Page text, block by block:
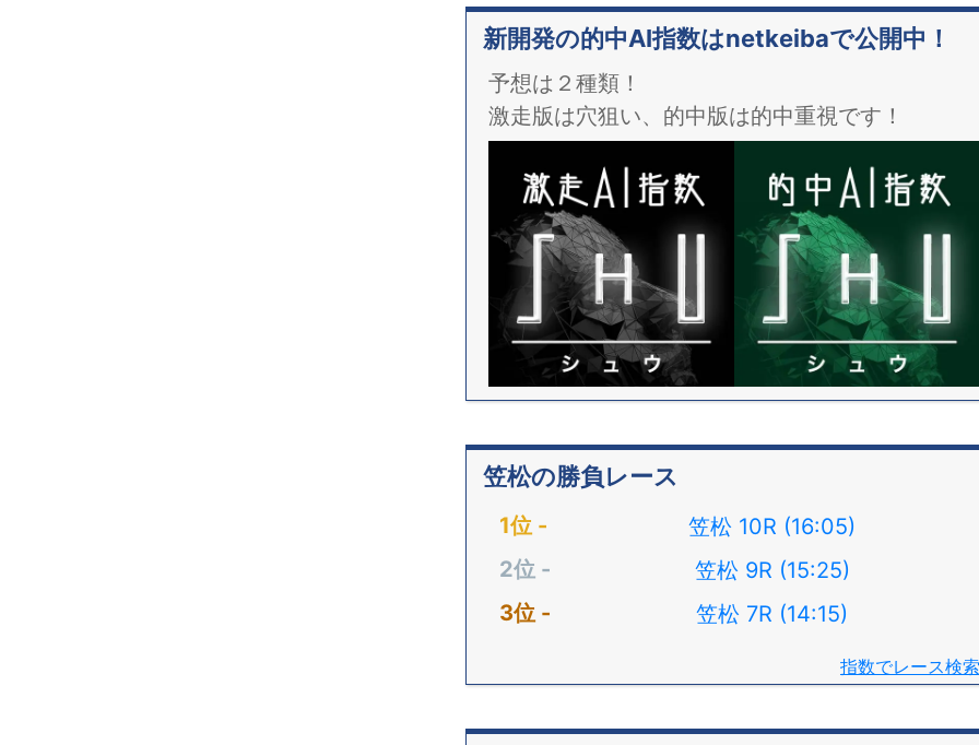
新開発の的中AI指数はnetkeibaで公開中！
予想は２種類！
激走版は穴狙い、的中版は的中重視です！
笠松の勝負レース
笠松 10R (16:05)
笠松 9R (15:25)
笠松 7R (14:15)
指数でレース検索